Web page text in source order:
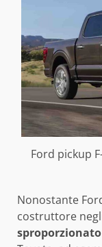
Ford pickup
Nonostante
costruttore
sproporzionato